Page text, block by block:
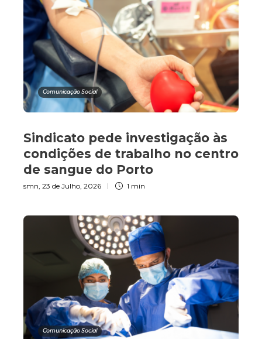
Comunicação Social
Sindicato pede investigação às
condições de trabalho no centro
de sangue do Porto
smn, 23 de Julho, 2026 1 min
Comunicação Social